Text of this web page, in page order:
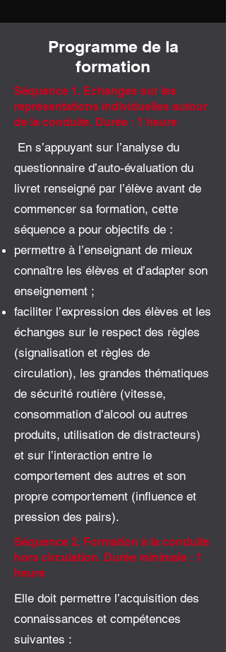
Programme de la
formation
Séquence 1. Echanges sur les
représentations individuelles autour
de la conduite. Durée : 1 heure
En s’appuyant sur l’analyse du
questionnaire d’auto-évaluation du
livret renseigné par l’élève avant de
commencer sa formation, cette
séquence a pour objectifs de :
permettre à l’enseignant de mieux
connaître les élèves et d’adapter son
enseignement ;
faciliter l’expression des élèves et les
échanges sur le respect des règles
(signalisation et règles de
circulation), les grandes thématiques
de sécurité routière (vitesse,
consommation d’alcool ou autres
produits, utilisation de distracteurs)
et sur l’interaction entre le
comportement des autres et son
propre comportement (influence et
pression des pairs).
Séquence 2. Formation à la conduite
hors circulation. Durée minimale : 1
heure
Elle doit permettre l’acquisition des
connaissances et compétences
suivantes :